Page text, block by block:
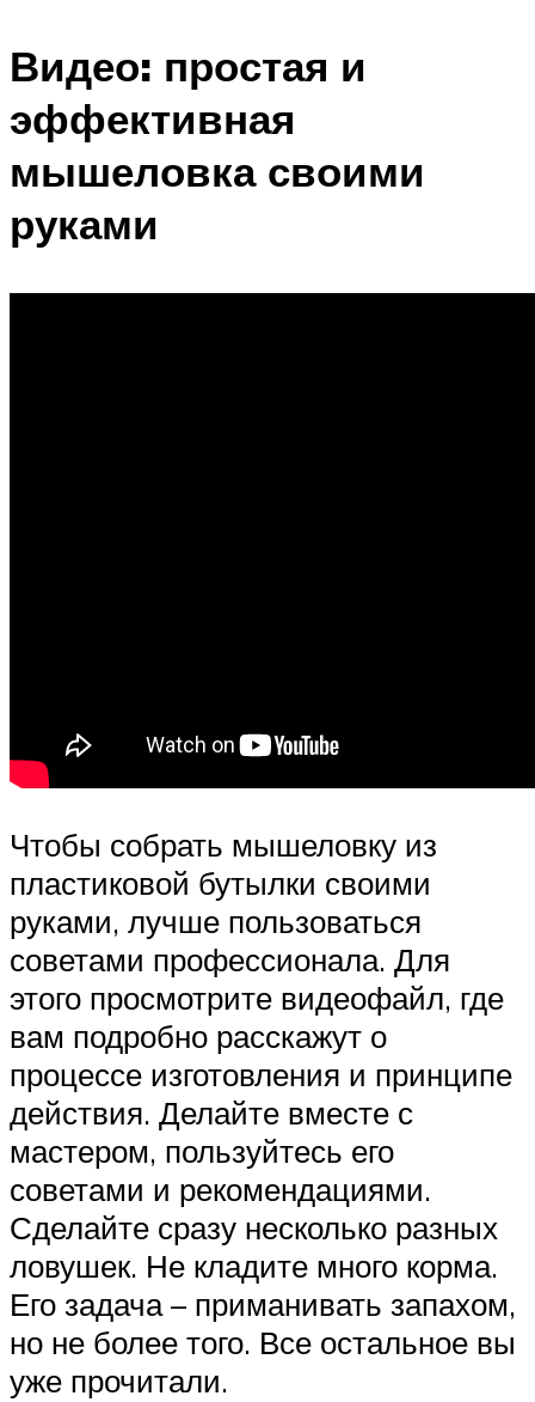
Видео: простая и
эффективная
мышеловка своими
руками
Чтобы собрать мышеловку из
пластиковой бутылки своими
руками, лучше пользоваться
советами профессионала. Для
этого просмотрите видеофайл, где
вам подробно расскажут о
процессе изготовления и принципе
действия. Делайте вместе с
мастером, пользуйтесь его
советами и рекомендациями.
Сделайте сразу несколько разных
ловушек. Не кладите много корма.
Его задача – приманивать запахом,
но не более того. Все остальное вы
уже прочитали.